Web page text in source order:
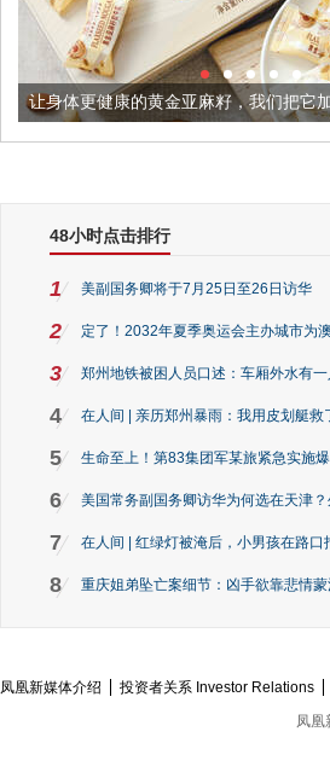
黄金亚麻籽，我们把它加到了牛轧糖里
48小时点击排行
1 美副国务卿将于7月25日至26日访华
2 定了！2032年夏季奥运会主办城市为
3 郑州地铁被困人员口述：车厢外水有
4 在人间 | 亲历郑州暴雨：我用皮划艇救
5 生命至上！第83集团军某旅紧急实施
6 美国常务副国务卿访华为何选在天津
7 在人间 | 红绿灯被淹后，小男孩在路口
8 重庆姐弟坠亡案细节：凶手欲靠悲情
凤凰新媒体介绍 投资者关系 Investor Relations
凤凰